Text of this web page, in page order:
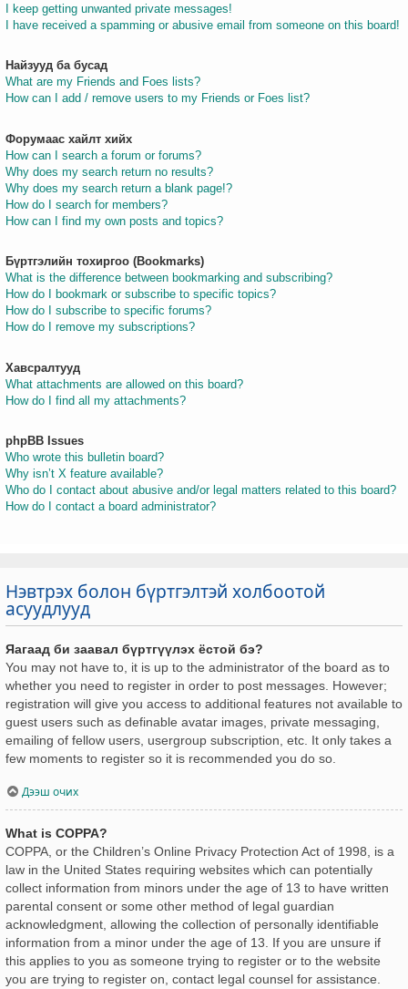
I keep getting unwanted private messages!
I have received a spamming or abusive email from someone on this board!
Найзууд ба бусад
What are my Friends and Foes lists?
How can I add / remove users to my Friends or Foes list?
Форумаас хайлт хийх
How can I search a forum or forums?
Why does my search return no results?
Why does my search return a blank page!?
How do I search for members?
How can I find my own posts and topics?
Бүртгэлийн тохиргоо (Bookmarks)
What is the difference between bookmarking and subscribing?
How do I bookmark or subscribe to specific topics?
How do I subscribe to specific forums?
How do I remove my subscriptions?
Хавсралтууд
What attachments are allowed on this board?
How do I find all my attachments?
phpBB Issues
Who wrote this bulletin board?
Why isn’t X feature available?
Who do I contact about abusive and/or legal matters related to this board?
How do I contact a board administrator?
Нэвтрэх болон бүртгэлтэй холбоотой
асуудлууд
Яагаад би заавал бүртгүүлэх ёстой бэ?
You may not have to, it is up to the administrator of the board as to
whether you need to register in order to post messages. However;
registration will give you access to additional features not available to
guest users such as definable avatar images, private messaging,
emailing of fellow users, usergroup subscription, etc. It only takes a
few moments to register so it is recommended you do so.
Дээш очих
What is COPPA?
COPPA, or the Children’s Online Privacy Protection Act of 1998, is a
law in the United States requiring websites which can potentially
collect information from minors under the age of 13 to have written
parental consent or some other method of legal guardian
acknowledgment, allowing the collection of personally identifiable
information from a minor under the age of 13. If you are unsure if
this applies to you as someone trying to register or to the website
you are trying to register on, contact legal counsel for assistance.